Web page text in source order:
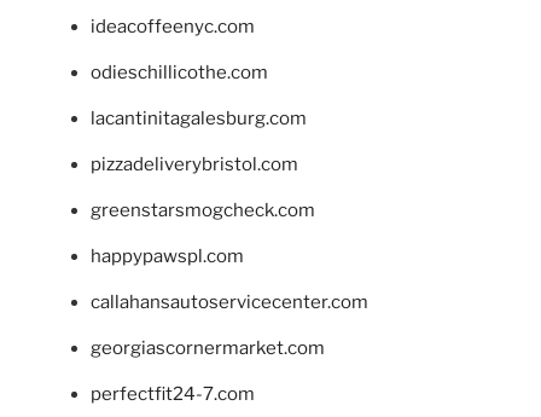
ideacoffeenyc.com
odieschillicothe.com
lacantinitagalesburg.com
pizzadeliverybristol.com
greenstarsmogcheck.com
happypawspl.com
callahansautoservicecenter.com
georgiascornermarket.com
perfectfit24-7.com